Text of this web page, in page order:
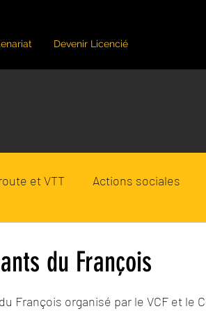
Devenir Licencié
et VTT Actions sociales
2024
du François
François organisé par le VCF et le